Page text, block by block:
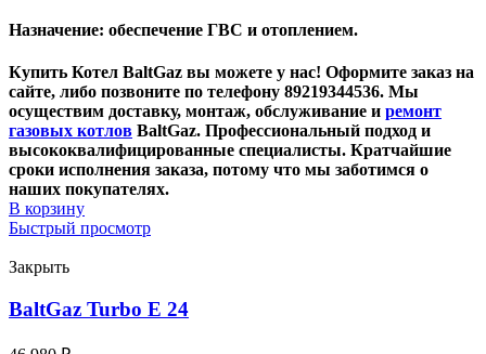
Назначение: обеспечение ГВС и отоплением.
Купить Котел BaltGaz вы можете у нас! Оформите заказ на
сайте, либо позвоните по телефону 89219344536. Мы
осуществим доставку, монтаж, обслуживание и ремонт
газовых котлов BaltGaz. Профессиональный подход и
высококвалифицированные специалисты. Кратчайшие
сроки исполнения заказа, потому что мы заботимся о
наших покупателях.
В корзину
Быстрый просмотр
Закрыть
BaltGaz Turbo E 24